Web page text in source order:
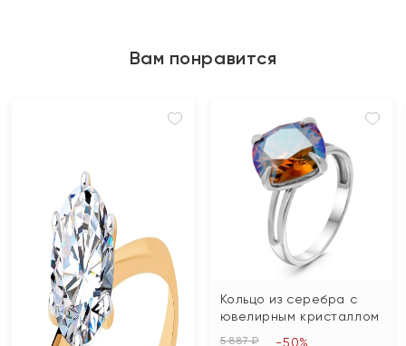
Вам понравится
Кольцо из серебра с
ювелирным кристаллом
5 887 ₽ -50%